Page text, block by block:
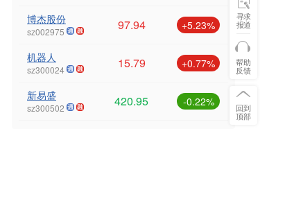
博杰股份
sz002975 97.94 +5.23%
机器人
sz300024 15.79 +0.77%
新易盛
sz300502 420.95 -0.22%
寻求
报道
帮助
反馈
回到
顶部